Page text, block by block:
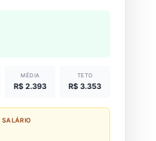
MÉDIA
R$ 2.393
TETO
R$ 3.353
SALÁRIO